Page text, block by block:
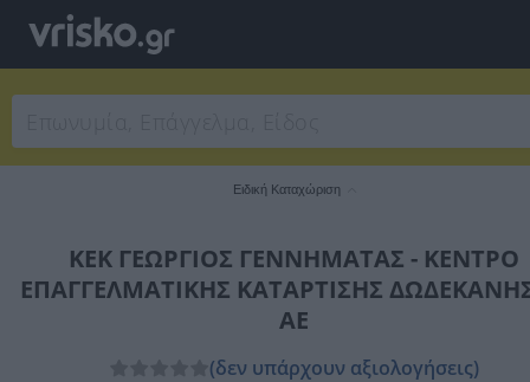
Ειδική Καταχώριση
ΚΕΚ ΓΕΩΡΓΙΟΣ ΓΕΝΝΗΜΑΤΑΣ - ΚΕΝΤΡΟ
ΕΠΑΓΓΕΛΜΑΤΙΚΗΣ ΚΑΤΑΡΤΙΣΗΣ
ΑΕ
(δεν υπάρχουν αξιολογήσεις)